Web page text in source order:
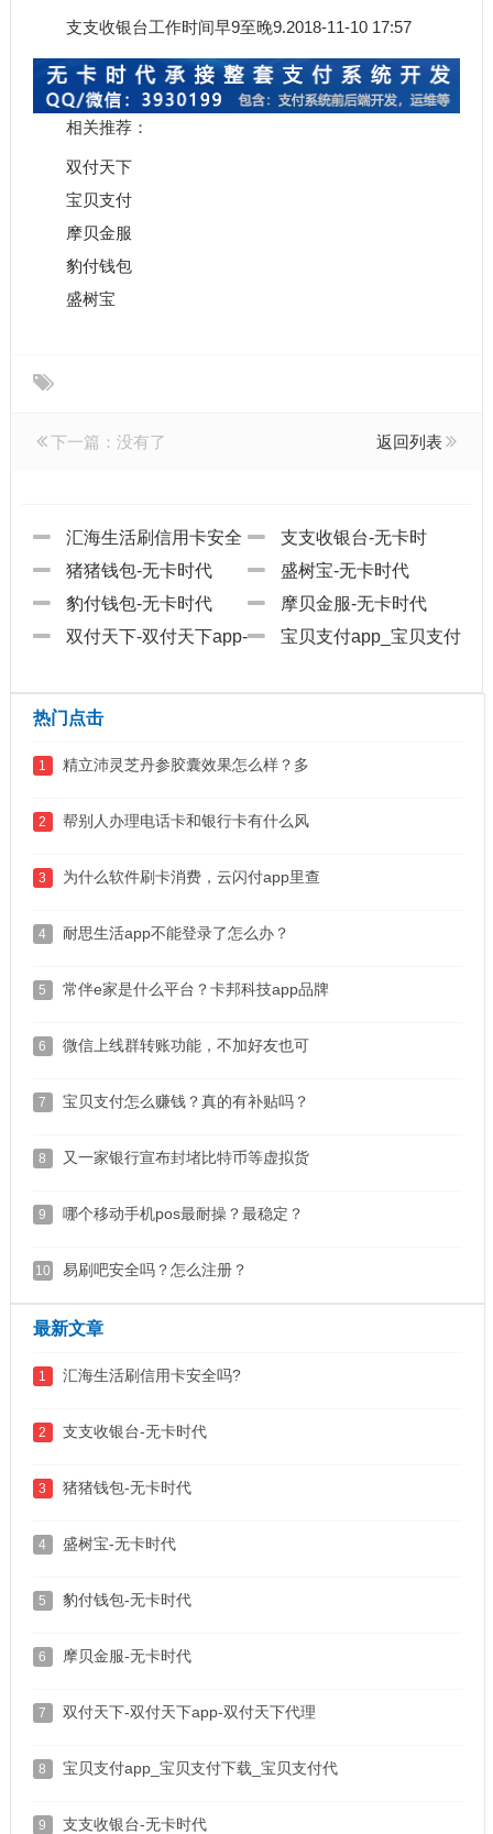
支支收银台工作时间早9至晚9.2018-11-10 17:57
相关推荐：
双付天下
宝贝支付
摩贝金服
豹付钱包
盛树宝
下一篇：没有了 返回列表
汇海生活刷信用卡安全
吗?
支支收银台-无卡时
代
猪猪钱包-无卡时代
盛树宝-无卡时代
豹付钱包-无卡时代
摩贝金服-无卡时代
双付天下-双付天下app-
宝贝支付app_宝贝支付
热门点击
1 精立沛灵芝丹参胶囊效果怎么样？多
2 帮别人办理电话卡和银行卡有什么风
3 为什么软件刷卡消费，云闪付app里查
4 耐思生活app不能登录了怎么办？
5 常伴e家是什么平台？卡邦科技app品牌
6 微信上线群转账功能，不加好友也可
7 宝贝支付怎么赚钱？真的有补贴吗？
8 又一家银行宣布封堵比特币等虚拟货
9 哪个移动手机pos最耐操？最稳定？
10 易刷吧安全吗？怎么注册？
最新文章
1 汇海生活刷信用卡安全吗?
2 支支收银台-无卡时代
3 猪猪钱包-无卡时代
4 盛树宝-无卡时代
5 豹付钱包-无卡时代
6 摩贝金服-无卡时代
7 双付天下-双付天下app-双付天下代理
8 宝贝支付app_宝贝支付下载_宝贝支付代
9 支支收银台-无卡时代